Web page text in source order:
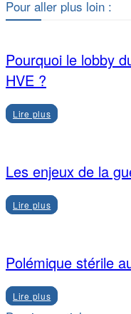
Pour aller plus loin :
Pourquoi le lobby
HVE ?
Lire plus
Les enjeux de la
Lire plus
Polémique stérile
Lire plus